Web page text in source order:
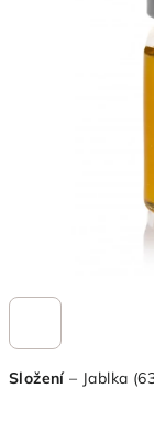
Složení– Jablka